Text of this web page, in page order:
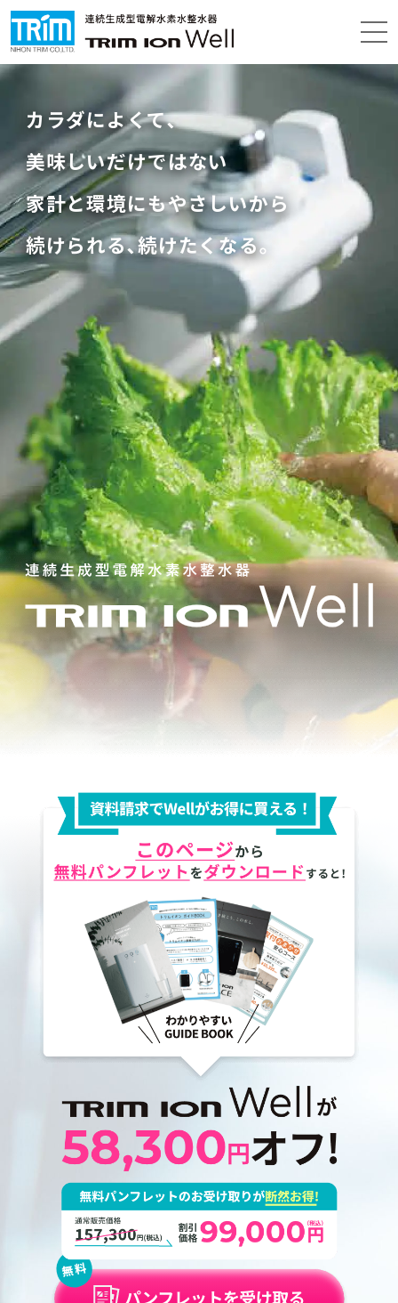
カラダによくて､
美味しいだけではない
家計と環境にもやさしいから
続けられる､続けたくなる｡